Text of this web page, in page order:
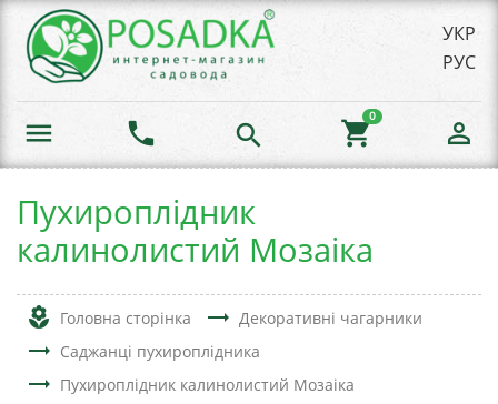
УКР
РУС
menu phone search shopping_cart
0
person_outline
Пухироплідник
калинолистий Мозаіка
local_florist Головна сторінка trending_flat Декоративні чагарники
trending_flat Саджанці пухироплідника
trending_flat Пухироплідник калинолистий Мозаіка